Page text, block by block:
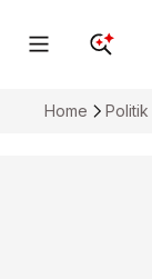
Home Politik